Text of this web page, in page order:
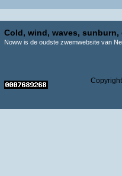
Cold, wind, waves,
Noww is de oudste zwemwebsite van